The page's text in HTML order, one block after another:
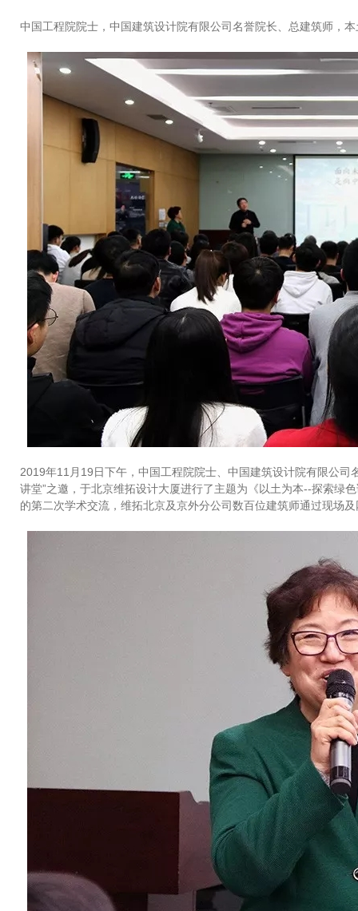
中国工程院院士，中国建筑设计院有限公司名誉院长、总建筑师，
2019年11月19日下午，中国工程院院士、中国建筑设计院有限公
讲堂”之邀，于北京维拓设计大厦进行了主题为《以土为本--探索绿
的第二次学术交流，维拓北京及京外分公司数百位建筑师通过现场